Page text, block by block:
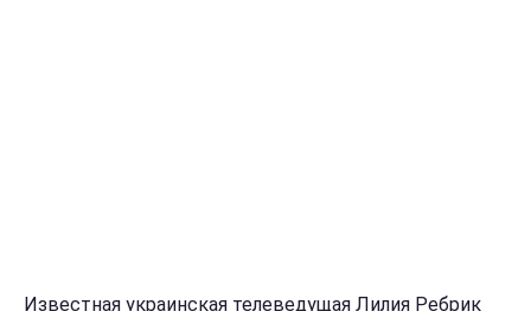
Известная украинская телеведущая Лилия Ребрик